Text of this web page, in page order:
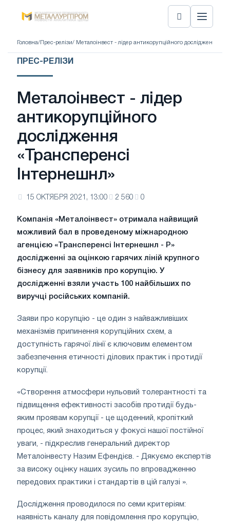
Головна/ Прес-релізи/ Металоінвест - лідер антикорупційного дослідження
ПРЕС-РЕЛІЗИ
Металоінвест - лідер
антикорупційного
дослідження
«Трансперенсі
Інтернешнл»
15 ОКТЯБРЯ 2021, 13:00 2 560 0
Компанія «Металоінвест» отримала найвищий
можливий бал в проведеному міжнародною
агенцією «Трансперенсі Інтернешнл - Р»
дослідженні за оцінкою гарячих ліній крупного
бізнесу для заявників про корупцію. У
дослідженні взяли участь 100 найбільших по
виручці російських компаній.
Заяви про корупцію - це один з найважливіших
механізмів припинення корупційних схем, а
доступність гарячої лінії є ключовим елементом
забезпечення етичності ділових практик і протидії
корупції.
«Створення атмосфери нульовий толерантності та
підвищення ефективності засобів протидії будь-
яким проявам корупції - це щоденний, кропіткий
процес, який знаходиться у фокусі нашої постійної
уваги, - підкреслив генеральний директор
Металоінвесту Назим Ефендієв. - Дякуємо експертів
за високу оцінку наших зусиль по впровадженню
передових практики і стандартів в цій галузі ».
Дослідження проводилося по семи критеріям:
наявність каналу для повідомлення про корупцію,